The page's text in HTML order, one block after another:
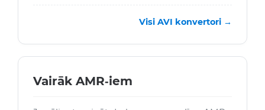
Visi AVI konvertori →
Vairāk AMR‑iem